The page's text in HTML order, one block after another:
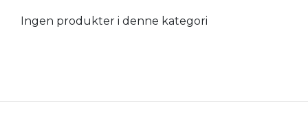
Ingen produkter i denne kategori